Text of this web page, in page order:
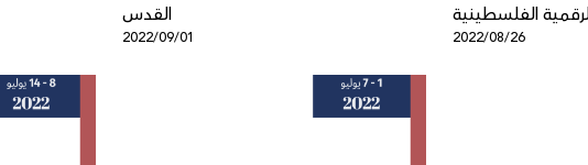
القدس
2022/09/01
الفلسطينية
2022/08/26